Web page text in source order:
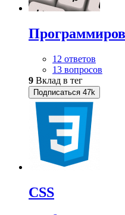
12 ответов
13 вопросов
9 Вклад в тег
Подписаться 47k
CSS